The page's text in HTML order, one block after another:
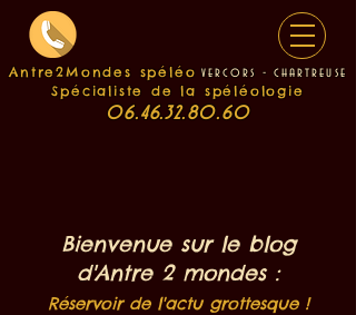
Antre2Mondes spéléo vercors - chartreuse
Spécialiste de la spéléologie
06.46.32.80.60
Bienvenue sur le blog
d'Antre 2 mondes :
Réservoir de l'actu grottesque !